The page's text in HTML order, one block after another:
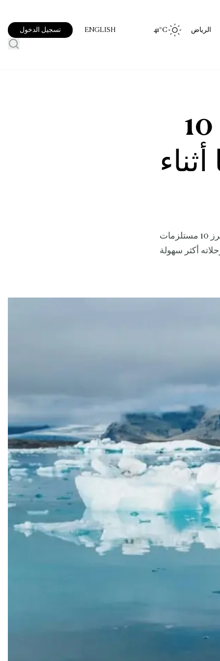
الرياض 41 °C
ENGLISH تسجيل الدخول
أنا صانع محتوى، وهذه 10
يتحدث إلينا يوسف السديس، صانع محتوى وقصص السفر الفاخر السعودي، عن أبرز 10 مستلزمات
أكثر سهولة